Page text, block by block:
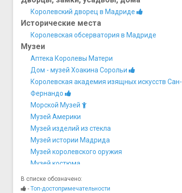
Королевский дворец в Мадриде
Исторические места
Королевская обсерватория в Мадриде
Музеи
Аптека Королевы Матери
Дом - музей Хоакина Сорольи
Королевская академия изящных искусств Сан-
Фернандо
Морской Музей
Музей Америки
Музей изделий из стекла
Музей истории Мадрида
Музей королевского оружия
Музей костюма
Музей Ласаро Гальдиано
Музей Прадо
В списке обозначено:
- Топ-достопримечательности